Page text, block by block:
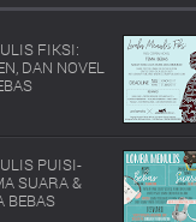
FIKSI:
DAN NOVEL
PUISI-
SUARA &
BEBAS